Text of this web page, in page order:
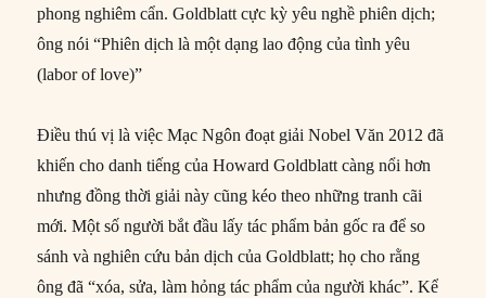
phong nghiêm cẩn. Goldblatt cực kỳ yêu nghề phiên dịch;
ông nói “Phiên dịch là một dạng lao động của tình yêu
(labor of love)”
Điều thú vị là việc Mạc Ngôn đoạt giải Nobel Văn 2012 đã
khiến cho danh tiếng của Howard Goldblatt càng nổi hơn
nhưng đồng thời giải này cũng kéo theo những tranh cãi
mới. Một số người bắt đầu lấy tác phẩm bản gốc ra để so
sánh và nghiên cứu bản dịch của Goldblatt; họ cho rằng
ông đã “xóa, sửa, làm hỏng tác phẩm của người khác”. Kể